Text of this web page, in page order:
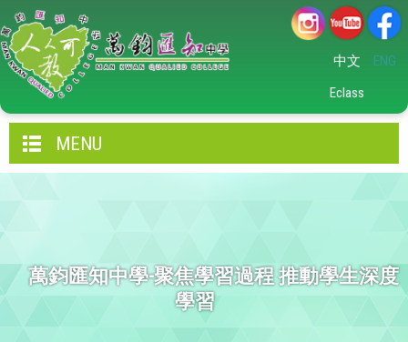
ENG
中文
Eclass
MENU
萬鈞匯知中學-聚焦學習過程 推動學生深度
學習